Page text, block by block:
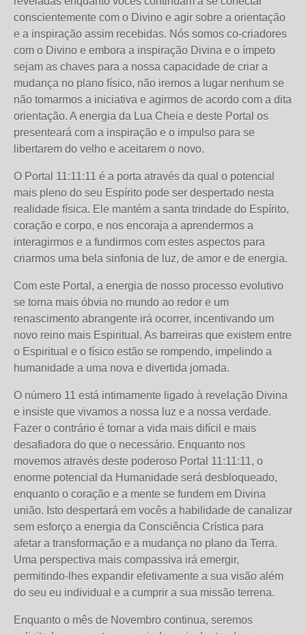
conscientemente com o Divino e agir sobre a orientação
e a inspiração assim recebidas. Nós somos co-criadores
com o Divino e embora a inspiração Divina e o ímpeto
sejam as chaves para a nossa capacidade de criar a
mudança no plano físico, não iremos a lugar nenhum se
não tomarmos a iniciativa e agirmos de acordo com a dita
orientação. A energia da Lua Cheia e deste Portal os
presenteará com a inspiração e o impulso para se
libertarem do velho e aceitarem o novo.
O Portal 11:11:11 é a porta através da qual o potencial
mais pleno do seu Espírito pode ser despertado nesta
realidade física. Ele mantém a santa trindade do Espírito,
coração e corpo, e nos encoraja a aprendermos a
interagirmos e a fundirmos com estes aspectos para
criarmos uma bela sinfonia de luz, de amor e de energia.
Com este Portal, a energia de nosso processo evolutivo
se torna mais óbvia no mundo ao redor e um
renascimento abrangente irá ocorrer, incentivando um
novo reino mais Espiritual. As barreiras que existem entre
o Espiritual e o físico estão se rompendo, impelindo a
humanidade a uma nova e divertida jornada.
O número 11 está intimamente ligado à revelação Divina
e insiste que vivamos a nossa luz e a nossa verdade.
Fazer o contrário é tornar a vida mais difícil e mais
desafiadora do que o necessário. Enquanto nos
movemos através deste poderoso Portal 11:11:11, o
enorme potencial da Humanidade será desbloqueado,
enquanto o coração e a mente se fundem em Divina
união. Isto despertará em vocês a habilidade de canalizar
sem esforço a energia da Consciência Crística para
afetar a transformação e a mudança no plano da Terra.
Uma perspectiva mais compassiva irá emergir,
permitindo-lhes expandir efetivamente a sua visão além
do seu eu individual e a cumprir a sua missão terrena.
Enquanto o mês de Novembro continua, seremos